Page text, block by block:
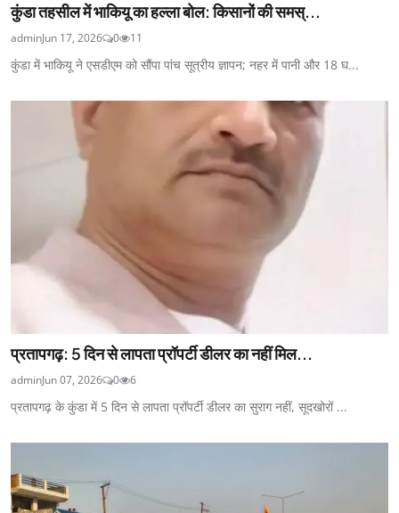
कुंडा तहसील में भाकियू का हल्ला बोल: किसानों की समस्...
adminJun 17, 2026 0 11
कुंडा में भाकियू ने एसडीएम को सौंपा पांच सूत्रीय ज्ञापन; नहर में पानी और 18 घ...
प्रतापगढ़: 5 दिन से लापता प्रॉपर्टी डीलर का नहीं मिल...
adminJun 07, 2026 0 6
प्रतापगढ़ के कुंडा में 5 दिन से लापता प्रॉपर्टी डीलर का सुराग नहीं, सूदखोरों ...